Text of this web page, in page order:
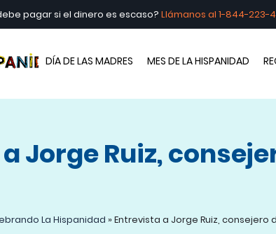
pagar si el dinero es escaso? Llámanos al 1-844-223-
DÍA DE LAS MADRES MES DE LA HISPANIDAD
Jorge Ruiz,
La Hispanidad » Entrevista a Jorge Ruiz,